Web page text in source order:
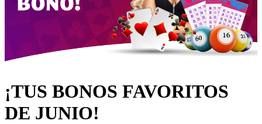
¡TUS BONOS FAVORITOS
DE JUNIO!